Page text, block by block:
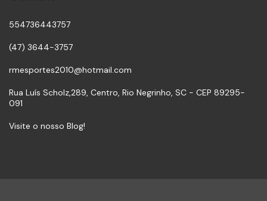
554736443757
(47) 3644-3757
rmesportes2010@hotmail.com
Rua Luís Scholz,289, Centro, Rio Negrinho, SC - CEP 89295-
091
Visite o nosso Blog!